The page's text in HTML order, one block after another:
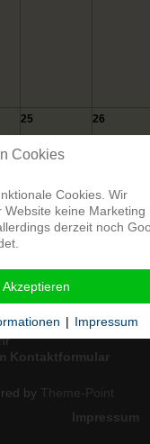
25 26
2 3
Uhr,
Uhr
Kontaktformular
by Theme-Point
Impressum
Cookies
Cookies. Wir
keine Marketing
derzeit noch
Akzeptieren
| Impressum